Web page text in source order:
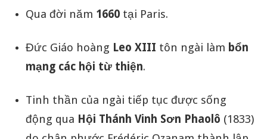
Qua đời năm 1660tại Paris.
Đức Giáo hoàng Leo XIII tôn ngài làm bổn
mạng các hội từ thiện.
Tinh thần của ngài tiếp tục được sống
động qua Hội Thánh Vinh Sơn Phaolô (1833)